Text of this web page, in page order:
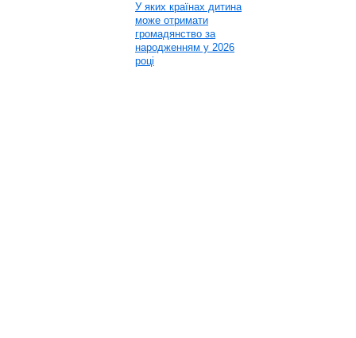
У яких країнах дитина
може отримати
громадянство за
народженням у 2026
році